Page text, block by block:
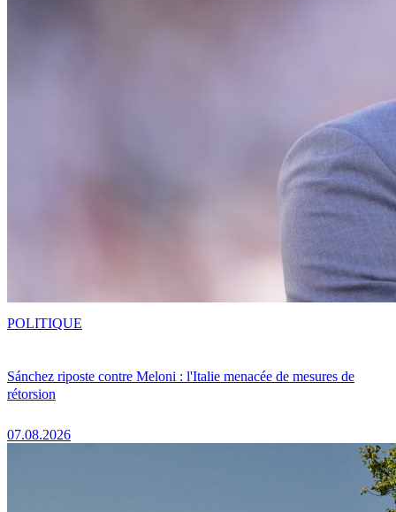
Sánchez riposte contre Meloni : l'Italie menacée de mesures de
rétorsion
07.08.2026
POLITIQUE